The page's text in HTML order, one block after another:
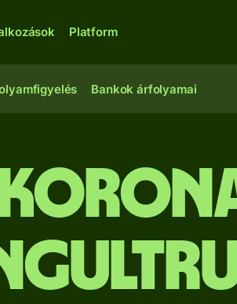
Platform
Bankok árfolyamai